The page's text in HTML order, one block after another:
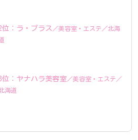
ラ・プラス 美容室 エステ
北海
ヤナハラ美容室 美容室
エステ
海道